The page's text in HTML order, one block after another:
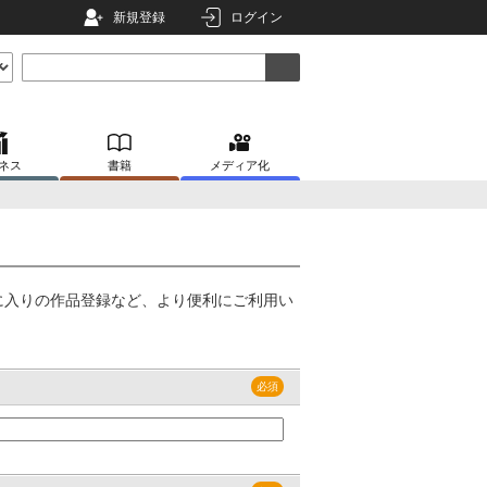
新規登録 ログイン
ス 書籍 メディア化
りの作品登録など、より便利にご利用い